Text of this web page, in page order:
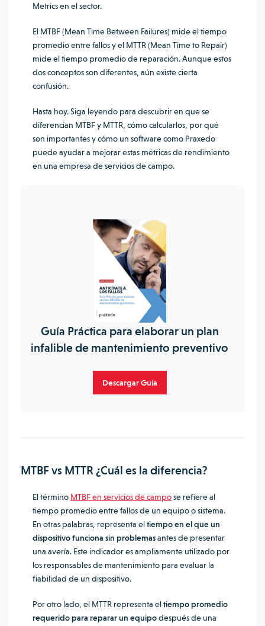
Metricsen el sector.
El MTBF (Mean Time Between Failures) mide el tiempo
promedio entre fallos y el MTTR (Mean Time to Repair)
mide el tiempo promedio de reparación. Aunque estos
dos conceptos son diferentes, aún existe cierta
confusión.
Hasta hoy. Siga leyendo para descubrir en que se
diferencian MTBF y MTTR, cómo calcularlos, por qué
son importantes y cómo un software como Praxedo
puede ayudar a mejorar estas métricas de rendimiento
en una empresa de servicios de campo.
Guía Práctica para elaborar un plan
infalible de mantenimiento preventivo
Descargar Guía
MTBF vs MTTR ¿Cuál es la diferencia?
El término MTBF en servicios de campose refiere al
tiempo promedio entre fallos de un equipo o sistema.
En otras palabras, representa eltiempo en el que un
dispositivo funciona sin problemasantes de presentar
una avería. Este indicador es ampliamente utilizado por
los responsables de mantenimiento para evaluar la
fiabilidad de un dispositivo.
Por otro lado, el MTTR representa eltiempo promedio
requerido para reparar un equipodespués de una